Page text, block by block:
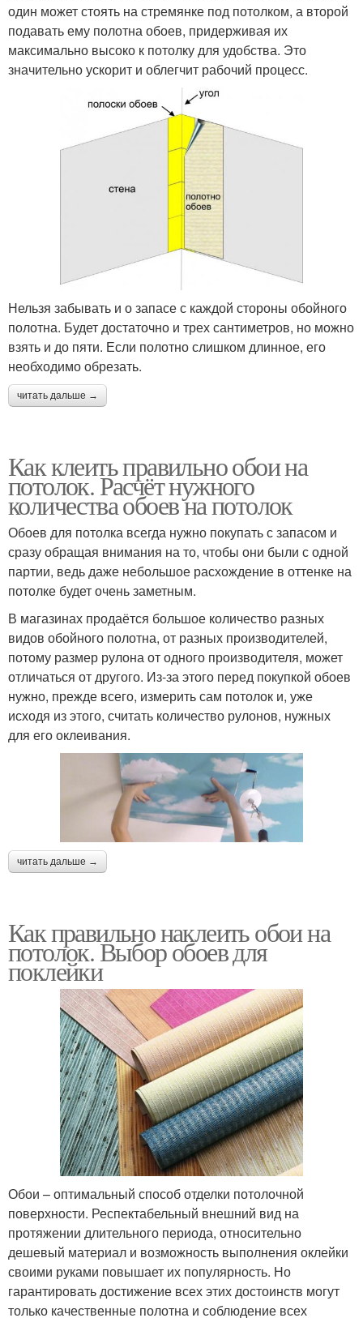
один может стоять на стремянке под потолком, а второй
подавать ему полотна обоев, придерживая их
максимально высоко к потолку для удобства. Это
значительно ускорит и облегчит рабочий процесс.
Нельзя забывать и о запасе с каждой стороны обойного
полотна. Будет достаточно и трех сантиметров, но можно
взять и до пяти. Если полотно слишком длинное, его
необходимо обрезать.
читать дальше →
Как клеить правильно обои на
потолок. Расчёт нужного
количества обоев на потолок
Обоев для потолка всегда нужно покупать с запасом и
сразу обращая внимания на то, чтобы они были с одной
партии, ведь даже небольшое расхождение в оттенке на
потолке будет очень заметным.
В магазинах продаётся большое количество разных
видов обойного полотна, от разных производителей,
потому размер рулона от одного производителя, может
отличаться от другого. Из-за этого перед покупкой обоев
нужно, прежде всего, измерить сам потолок и, уже
исходя из этого, считать количество рулонов, нужных
для его оклеивания.
читать дальше →
Как правильно наклеить обои на
потолок. Выбор обоев для
поклейки
Обои – оптимальный способ отделки потолочной
поверхности. Респектабельный внешний вид на
протяжении длительного периода, относительно
дешевый материал и возможность выполнения оклейки
своими руками повышает их популярность. Но
гарантировать достижение всех этих достоинств могут
только качественные полотна и соблюдение всех